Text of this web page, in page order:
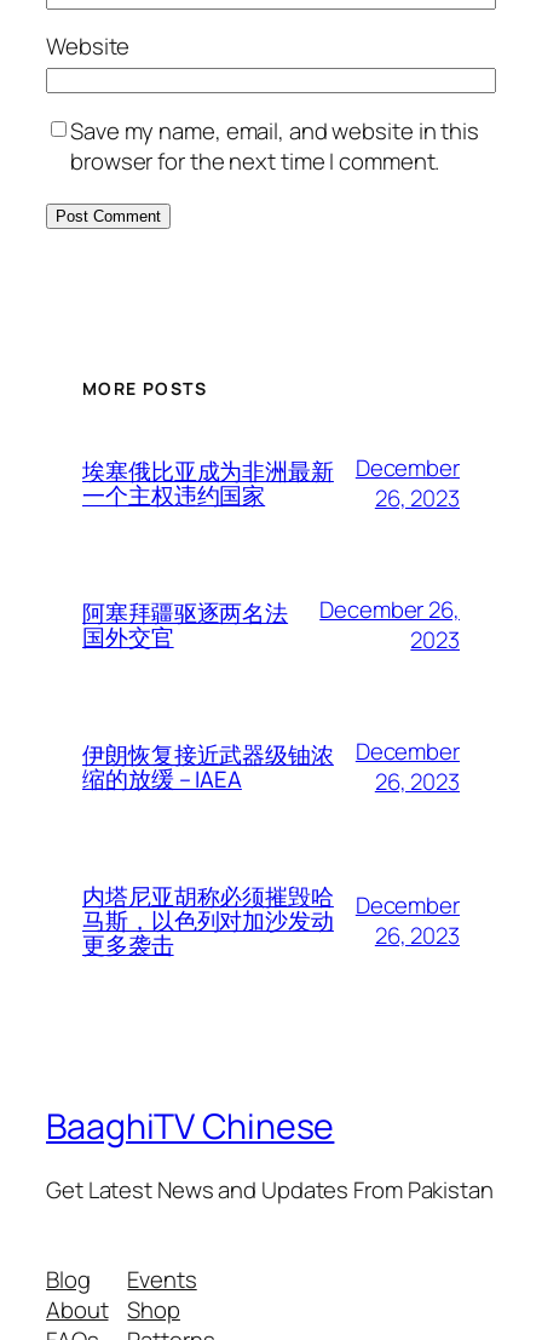
Website
Save my name, email, and website in this
browser for the next time I comment.
MORE POSTS
埃塞俄比亚成为非洲最新
一个主权违约国家
December
26, 2023
阿塞拜疆驱逐两名法
国外交官
December 26,
2023
伊朗恢复接近武器级铀浓
缩的放缓 – IAEA
December
26, 2023
内塔尼亚胡称必须摧毁哈
马斯，以色列对加沙发动
更多袭击
December
26, 2023
BaaghiTV Chinese
Get Latest News and Updates From Pakistan
Blog
About
Events
Shop